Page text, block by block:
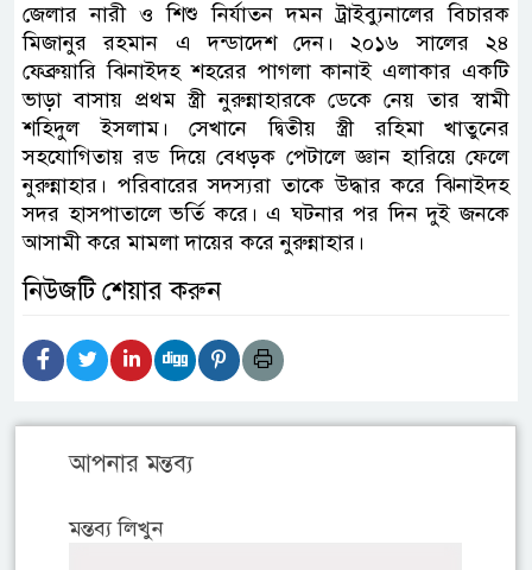
জেলার নারী ও শিশু নির্যাতন দমন ট্রাইব্যুনালের বিচারক
মিজানুর রহমান এ দন্ডাদেশ দেন। ২০১৬ সালের ২৪
ফেব্রুয়ারি ঝিনাইদহ শহরের পাগলা কানাই এলাকার একটি
ভাড়া বাসায় প্রথম স্ত্রী নুরুন্নাহারকে ডেকে নেয় তার স্বামী
শহিদুল ইসলাম। সেখানে দ্বিতীয় স্ত্রী রহিমা খাতুনের
সহযোগিতায় রড দিয়ে বেধড়ক পেটালে জ্ঞান হারিয়ে ফেলে
নুরুন্নাহার। পরিবারের সদস্যরা তাকে উদ্ধার করে ঝিনাইদহ
সদর হাসপাতালে ভর্তি করে। এ ঘটনার পর দিন দুই জনকে
আসামী করে মামলা দায়ের করে নুরুন্নাহার।
নিউজটি শেয়ার করুন
আপনার মন্তব্য
মন্তব্য লিখুন